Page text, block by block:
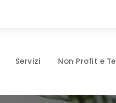
Servizi Non Profit e